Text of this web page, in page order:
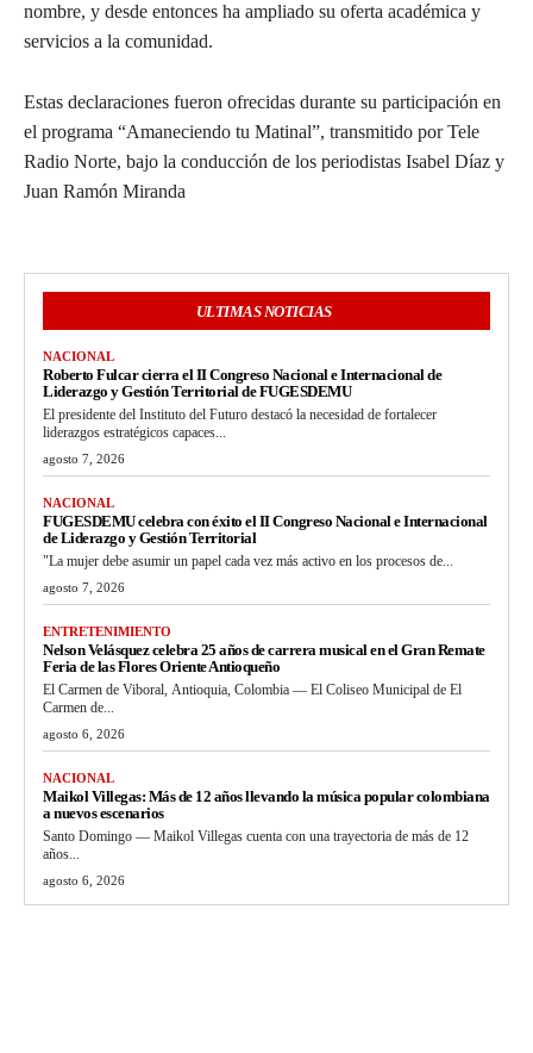
nombre, y desde entonces ha ampliado su oferta académica y
servicios a la comunidad.
Estas declaraciones fueron ofrecidas durante su participación en
el programa “Amaneciendo tu Matinal”, transmitido por Tele
Radio Norte, bajo la conducción de los periodistas Isabel Díaz y
Juan Ramón Miranda
ULTIMAS NOTICIAS
NACIONAL
Roberto Fulcar cierra el II Congreso Nacional e Internacional de
Liderazgo y Gestión Territorial de FUGESDEMU
El presidente del Instituto del Futuro destacó la necesidad de fortalecer
liderazgos estratégicos capaces...
agosto 7, 2026
NACIONAL
FUGESDEMU celebra con éxito el II Congreso Nacional e Internacional
de Liderazgo y Gestión Territorial
"La mujer debe asumir un papel cada vez más activo en los procesos de...
agosto 7, 2026
ENTRETENIMIENTO
Nelson Velásquez celebra 25 años de carrera musical en el Gran Remate
Feria de las Flores Oriente Antioqueño
El Carmen de Viboral, Antioquia, Colombia — El Coliseo Municipal de El
Carmen de...
agosto 6, 2026
NACIONAL
Maikol Villegas: Más de 12 años llevando la música popular colombiana
a nuevos escenarios
Santo Domingo — Maikol Villegas cuenta con una trayectoria de más de 12
años...
agosto 6, 2026